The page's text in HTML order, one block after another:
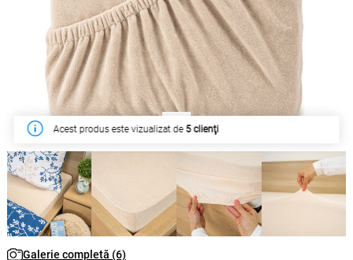
În săptămâna acesta a fost cumpărat de
Galerie completă (6)